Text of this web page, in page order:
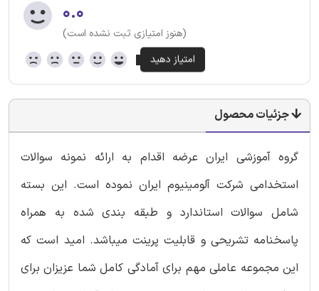
۰.۰
(هنوز امتیازی ثبت نشده است)
جزئیات محصول
گروه آموزشی ایران عرضه اقدام به ارائه نمونه سوالات
استخدامی شرکت آلومینیوم ایران نموده است. این بسته
شامل سوالات استاندارد و طبقه بندی شده به همراه
پاسخنامه تشریحی و قابلیت پرینت میباشد. امید است که
این مجموعه عاملی مهم برای آمادگی کامل شما عزیزان برای